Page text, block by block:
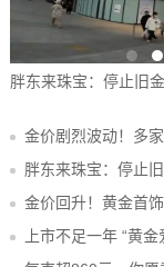
胖东来珠宝：停止旧
金价剧烈波动！多
胖东来珠宝：停止
金价回升！黄金首饰
上市不足一年 “黄